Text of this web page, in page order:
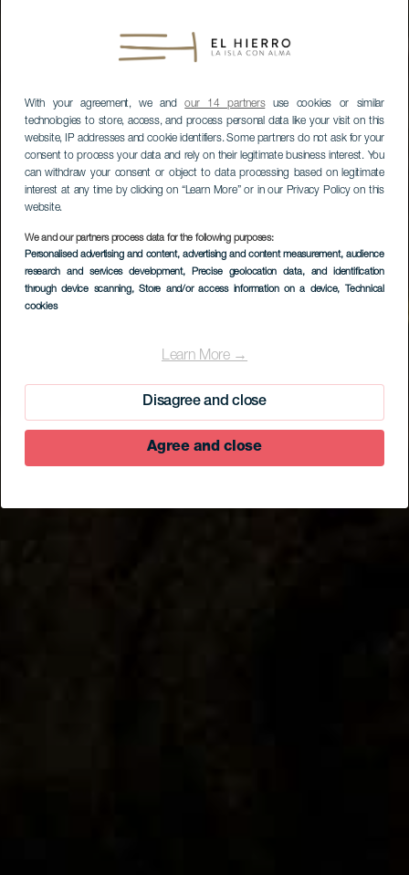
With your agreement, we andour 14 partnersuse cookies or similar
technologies to store, access, and process personal data like your visit on this
website, IP addresses and cookie identifiers. Some partners do not ask for your
consent to process your data and rely on their legitimate business interest. You
can withdraw your consent or object to data processing based on legitimate
interest at any time by clicking on “Learn More” or in our Privacy Policy on this
website.
We and our partners process data for the following purposes:
Personalised advertising and content, advertising and content measurement, audience
research and services development, Precise geolocation data, and identification
through device scanning, Store and/or access information on a device, Technical
cookies
Learn More →
Disagree and close
Agree and close